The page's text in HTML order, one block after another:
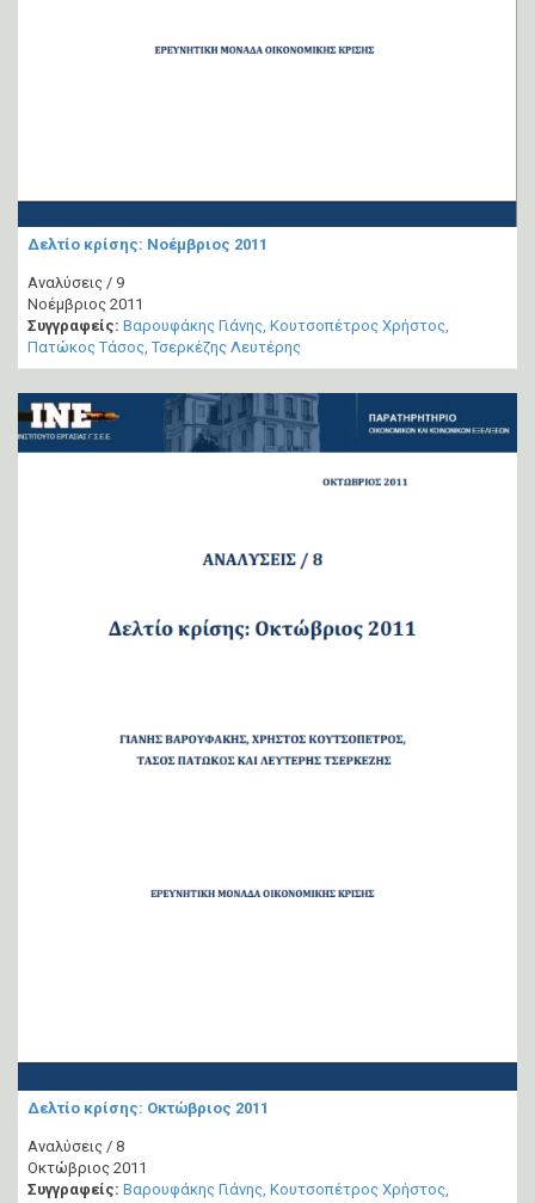
Δελτίο κρίσης: Νοέμβριος 2011
Αναλύσεις / 9
Νοέμβριος 2011
Συγγραφείς: Βαρουφάκης Γιάνης Κουτσοπέτρος Χρήστος
Πατώκος Τάσος Τσερκέζης Λευτέρης
Δελτίο κρίσης: Οκτώβριος 2011
Αναλύσεις / 8
Οκτώβριος 2011
Συγγραφείς: Βαρουφάκης Γιάνης Κουτσοπέτρος Χρήστος